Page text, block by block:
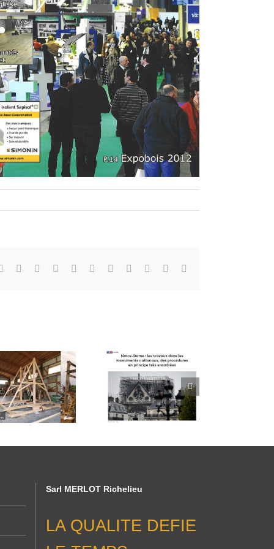
Facebook Reddit LinkedInWhatsAppTelegram
TumblrPinterest Xing
« Notre-Dame :
les travaux dans
les monuments
nationaux, des
procédures en
principe très
encadrées » –
Merlot
Sarl MERLOT Richelieu
LA QUALITE DEFIE